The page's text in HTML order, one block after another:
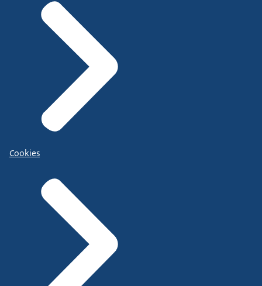
Cookies